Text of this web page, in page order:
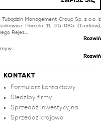
KONTAKT
Formularz kontaktowy
Siedziby firmy
Sprzedaż inwestycyjna
Sprzedaż krajowa
Management Group Sp. z o.o. z
Parcela 11, 95-035 Ozorków),
Rejes...
Rozwiń
Rozwiń